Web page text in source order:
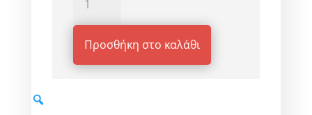
ατζέντα
ποσότητα
Προσθήκη στο καλάθι